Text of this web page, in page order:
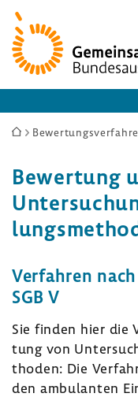
Zur
Startseite
Sie
hier:
Bewer­tung
Verfahren nach
SGB V
Sie finden hier die
tung von
thoden: Die
den ambu­lanten